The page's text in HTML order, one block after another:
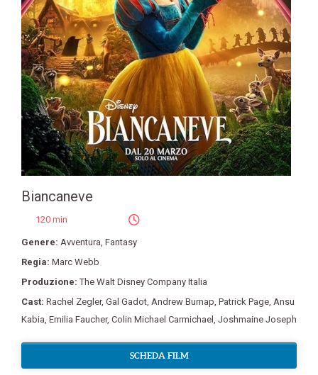
Biancaneve
120 min
Genere: Avventura Fantasy
Regia: Marc Webb
Produzione:The Walt Disney Company Italia
Cast: Rachel Zegler, Gal Gadot Andrew Burnap Patrick Page Ansu
Kabia Emilia Faucher, Colin Michael Carmichael Joshmaine Joseph
SCHEDA FILM